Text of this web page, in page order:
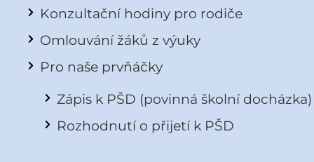
Konzultační hodiny pro rodiče
Omlouvání žáků z výuky
Pro naše prvňáčky
Zápis k PŠD (povinná školní docházka)
Rozhodnutí o přijetí k PŠD